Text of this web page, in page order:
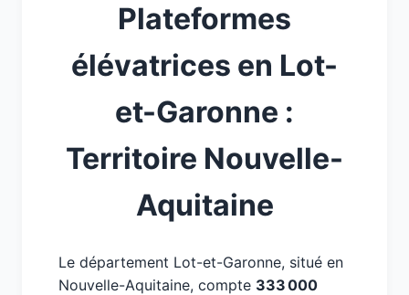
Plateformes
élévatrices en Lot-
et-Garonne :
Territoire Nouvelle-
Aquitaine
Le département Lot-et-Garonne, situé en
Nouvelle-Aquitaine, compte 333 000